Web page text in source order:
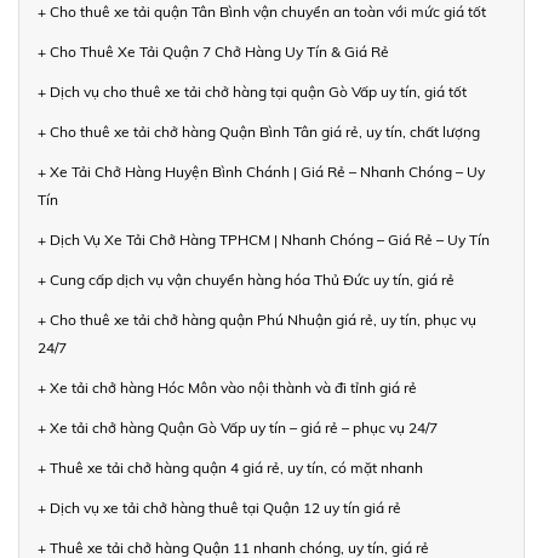
+ Cho thuê xe tải quận Tân Bình vận chuyển an toàn với mức giá tốt
+ Cho Thuê Xe Tải Quận 7 Chở Hàng Uy Tín & Giá Rẻ
+ Dịch vụ cho thuê xe tải chở hàng tại quận Gò Vấp uy tín, giá tốt
+ Cho thuê xe tải chở hàng Quận Bình Tân giá rẻ, uy tín, chất lượng
+ Xe Tải Chở Hàng Huyện Bình Chánh | Giá Rẻ – Nhanh Chóng – Uy
Tín
+ Dịch Vụ Xe Tải Chở Hàng TPHCM | Nhanh Chóng – Giá Rẻ – Uy Tín
+ Cung cấp dịch vụ vận chuyển hàng hóa Thủ Đức uy tín, giá rẻ
+ Cho thuê xe tải chở hàng quận Phú Nhuận giá rẻ, uy tín, phục vụ
24/7
+ Xe tải chở hàng Hóc Môn vào nội thành và đi tỉnh giá rẻ
+ Xe tải chở hàng Quận Gò Vấp uy tín – giá rẻ – phục vụ 24/7
+ Thuê xe tải chở hàng quận 4 giá rẻ, uy tín, có mặt nhanh
+ Dịch vụ xe tải chở hàng thuê tại Quận 12 uy tín giá rẻ
+ Thuê xe tải chở hàng Quận 11 nhanh chóng, uy tín, giá rẻ